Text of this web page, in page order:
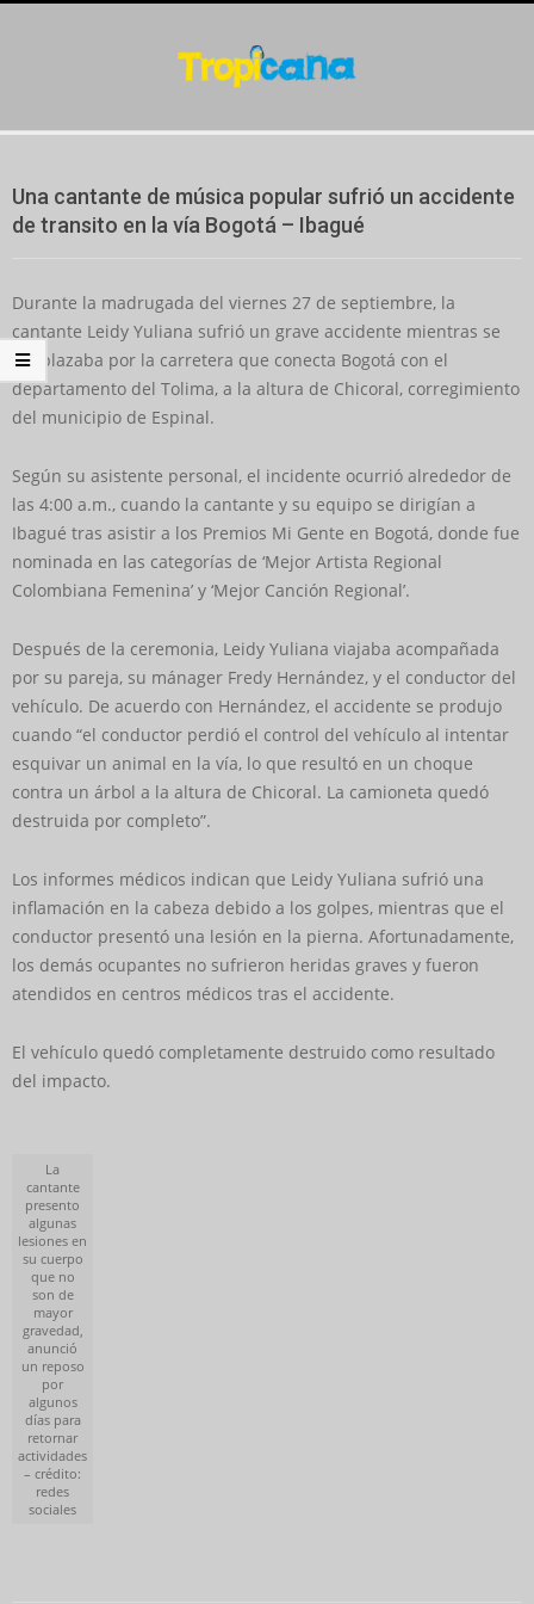
Menu
Una cantante de música popular sufrió un accidente
de transito en la vía Bogotá – Ibagué
Durante la madrugada del viernes 27 de septiembre, la
cantante Leidy Yuliana sufrió un grave accidente mientras se
desplazaba por la carretera que conecta Bogotá con el
departamento del Tolima, a la altura de Chicoral, corregimiento
del municipio de Espinal.
Según su asistente personal, el incidente ocurrió alrededor de
las 4:00 a.m., cuando la cantante y su equipo se dirigían a
Ibagué tras asistir a los Premios Mi Gente en Bogotá, donde fue
nominada en las categorías de ‘Mejor Artista Regional
Colombiana Femenina’ y ‘Mejor Canción Regional’.
Después de la ceremonia, Leidy Yuliana viajaba acompañada
por su pareja, su mánager Fredy Hernández, y el conductor del
vehículo. De acuerdo con Hernández, el accidente se produjo
cuando “el conductor perdió el control del vehículo al intentar
esquivar un animal en la vía, lo que resultó en un choque
contra un árbol a la altura de Chicoral. La camioneta quedó
destruida por completo”.
Los informes médicos indican que Leidy Yuliana sufrió una
inflamación en la cabeza debido a los golpes, mientras que el
conductor presentó una lesión en la pierna. Afortunadamente,
los demás ocupantes no sufrieron heridas graves y fueron
atendidos en centros médicos tras el accidente.
El vehículo quedó completamente destruido como resultado
del impacto.
La
cantante
presento
algunas
lesiones en
su cuerpo
que no
son de
mayor
gravedad,
anunció
un reposo
por
algunos
días para
retornar
actividades
– crédito:
redes
sociales